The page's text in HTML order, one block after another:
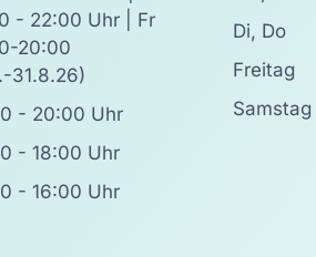
- 22:00 Uhr | Fr
20:00
31.8.26)
- 20:00 Uhr
- 18:00 Uhr
- 16:00 Uhr
Di, Do
Freitag
Samstag